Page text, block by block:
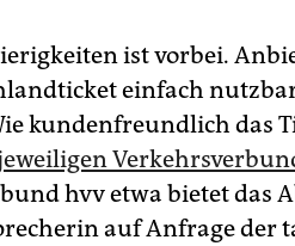
ist vorbei.
einfach
kundenfreundlich das
hvv etwa bietet das
auf Anfrage der